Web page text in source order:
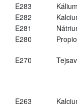
E283
E282
E281
E280
E270 Tejsav
E263